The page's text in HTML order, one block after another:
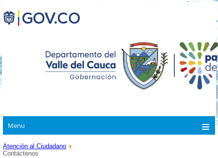
Menu
Atención al Ciudadano
Contáctenos